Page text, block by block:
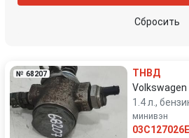
SEAT
Smart
Сбросить
№ 68207
ТНВД
Volkswagen
1.4 л.,
минивэн
03C127026E